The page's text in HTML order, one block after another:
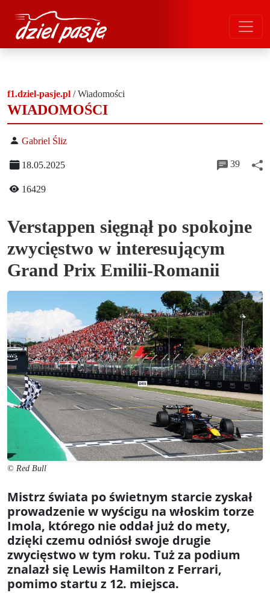
f1.dziel-pasje.pl /Wiadomości
WIADOMOŚCI
Gabriel Śliz
18.05.2025
16429
39
Verstappen sięgnął po spokojne
zwycięstwo w interesującym
Grand Prix Emilii-Romanii
© Red Bull
Mistrz świata po świetnym starcie zyskał
prowadzenie w wyścigu na włoskim torze
Imola, którego nie oddał już do mety,
dzięki czemu odniósł swoje drugie
zwycięstwo w tym roku. Tuż za podium
znalazł się Lewis Hamilton z Ferrari,
pomimo startu z 12. miejsca.